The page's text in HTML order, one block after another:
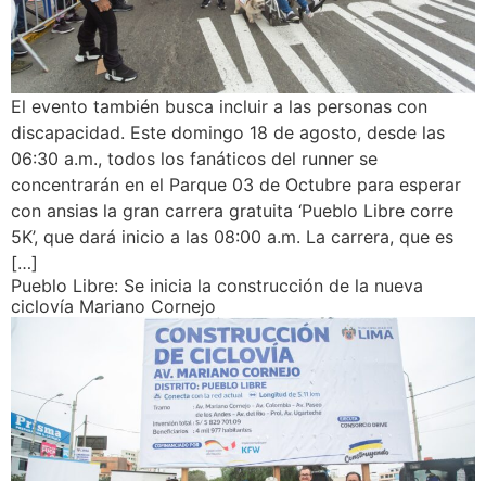
El evento también busca incluir a las personas con
discapacidad. Este domingo 18 de agosto, desde las
06:30 a.m., todos los fanáticos del runner se
concentrarán en el Parque 03 de Octubre para esperar
con ansias la gran carrera gratuita ‘Pueblo Libre corre
5K’, que dará inicio a las 08:00 a.m. La carrera, que es
[…]
Pueblo Libre: Se inicia la construcción de la nueva
ciclovía Mariano Cornejo